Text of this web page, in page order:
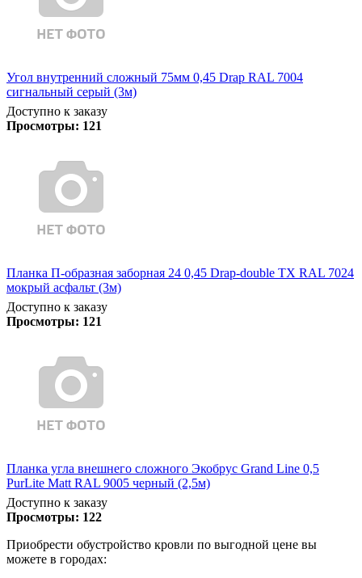
Угол внутренний сложный 75мм 0,45 Drap RAL 7004
сигнальный серый (3м)
Доступно к заказу
Просмотры: 121
Планка П-образная заборная 24 0,45 Drap-double TX RAL 7024
мокрый асфальт (3м)
Доступно к заказу
Просмотры: 121
Планка угла внешнего сложного Экобрус Grand Line 0,5
PurLite Matt RAL 9005 черный (2,5м)
Доступно к заказу
Просмотры: 122
Приобрести обустройство кровли по выгодной цене вы
можете в городах: